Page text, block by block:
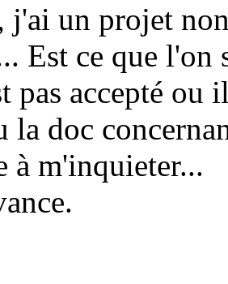
j'ai un projet
Est ce que l'on
pas accepté ou
la doc
à m'inquieter...